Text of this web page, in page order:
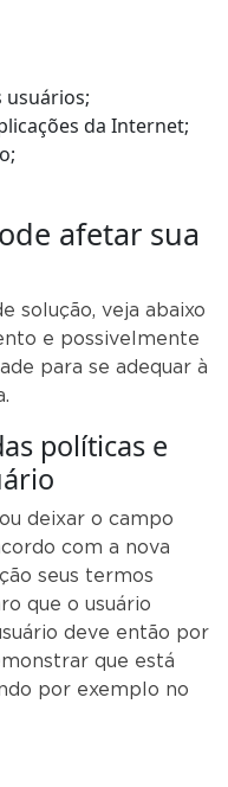
usuários;
da Internet;
afetar sua
solução, veja abaixo
e possivelmente
para se adequar à
políticas e
deixar o campo
com a nova
seus termos
que o usuário
deve então por
que está
por exemplo no